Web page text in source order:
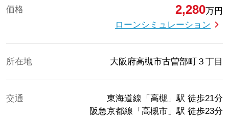
価格 2,280万円
ローンシミュレーション
所在地 大阪府高槻市古曽部町３丁目
交通 東海道線「高槻」駅 徒歩21分
阪急京都線「高槻市」駅 徒歩23分